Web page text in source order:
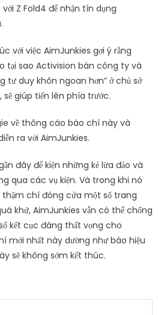
Z Fold4 để nhận tín dụng
với việc AimJunkies gợi ý rằng
tại sao Activision bán công ty và
tư duy khôn ngoan hơn” ở chủ sở
sẽ giúp tiến lên phía trước.
về thông cáo báo chí này và
ra với AimJunkies.
đây để kiện những kẻ lừa đảo và
qua các vụ kiện. Và trong khi nó
thậm chí đóng cửa một số trang
khứ, AimJunkies vẫn có thể chống
kết cục đáng thất vọng cho
mới nhất này dường như báo hiệu
sẽ không sớm kết thúc.